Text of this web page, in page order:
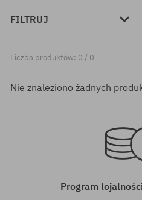
FILTRUJ
Liczba produktów: 0 / 0
Nie znaleziono żadnych
Program